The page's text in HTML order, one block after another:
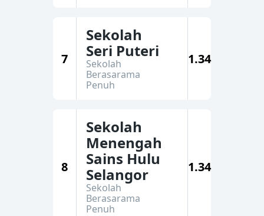
7
Sekolah
Seri Puteri
Sekolah
Berasarama
Penuh
1.34
8
Sekolah
Menengah
Sains Hulu
Selangor
Sekolah
Berasarama
Penuh
1.34